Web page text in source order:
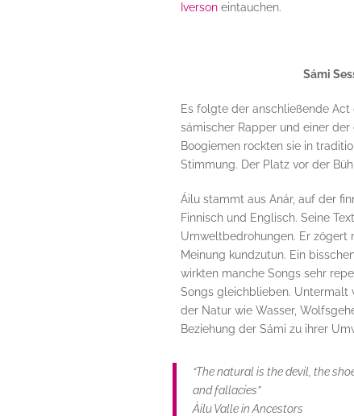
Iversoneintauchen.
Sámi
Es folgte der anschließende Act
sámischer Rapper und einer
Boogiemen rockten sie in
Stimmung. Der Platz vor der
Áilu stammt aus Anár, auf der
Finnisch und Englisch. Seine
Umweltbedrohungen. Er zögert
Meinung kundzutun. Ein
wirkten manche Songs sehr
Songs gleichblieben. Untermalt
der Natur wie Wasser,
Beziehung der Sámi zu ihrer
“The natural is the devil, the
and fallacies”
Àilu Valle inAncestors